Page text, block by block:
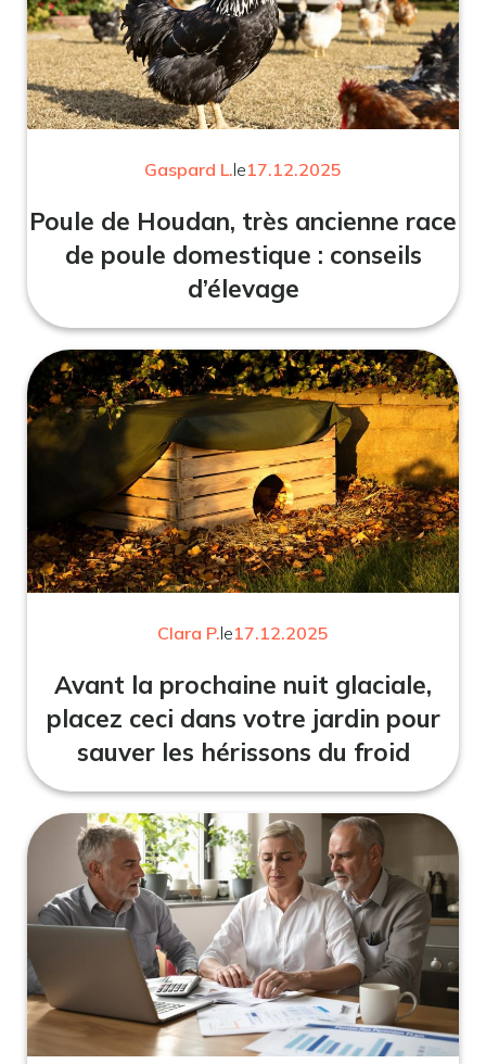
Gaspard L.le17.12.2025
Poule de Houdan, très ancienne race
de poule domestique : conseils
d’élevage
Clara P.le17.12.2025
Avant la prochaine nuit glaciale,
placez ceci dans votre jardin pour
sauver les hérissons du froid